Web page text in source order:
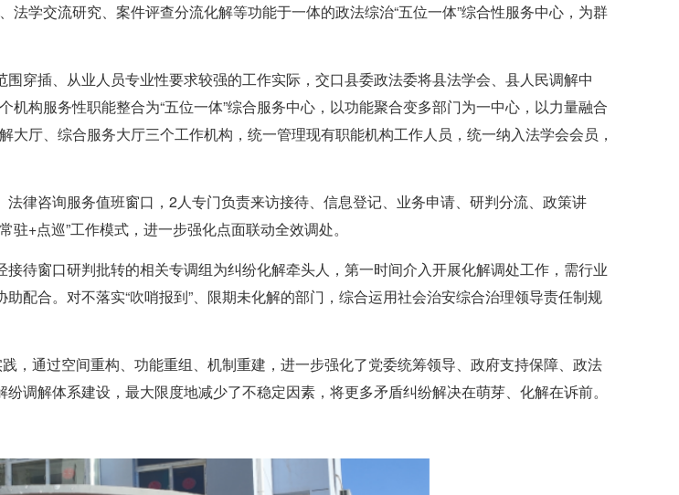
学交流研究、案件评查分流化解等功能于一体的政法综治“五位一体”综合性服务中心，为群
穿插、从业人员专业性要求较强的工作实际，交口县委政法委将县法学会、县人民调解中
构服务性职能整合为“五位一体”综合服务中心，以功能聚合变多部门为一中心，以力量融合
厅、综合服务大厅三个工作机构，统一管理现有职能机构工作人员，统一纳入法学会会员，
律咨询服务值班窗口，2人专门负责来访接待、信息登记、业务申请、研判分流、政策讲
+点巡”工作模式，进一步强化点面联动全效调处。
待窗口研判批转的相关专调组为纠纷化解牵头人，第一时间介入开展化解调处工作，需行业
配合。对不落实“吹哨报到”、限期未化解的部门，综合运用社会治安综合治理领导责任制规
，通过空间重构、功能重组、机制重建，进一步强化了党委统筹领导、政府支持保障、政法
调解体系建设，最大限度地减少了不稳定因素，将更多矛盾纠纷解决在萌芽、化解在诉前。